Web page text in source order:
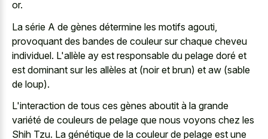
or.
La série A de gènes détermine les motifs agouti,
provoquant des bandes de couleur sur chaque cheveu
individuel. L'allèle ay est responsable du pelage doré et
est dominant sur les allèles at (noir et brun) et aw (sable
de loup).
L'interaction de tous ces gènes aboutit à la grande
variété de couleurs de pelage que nous voyons chez les
Shih Tzu. La génétique de la couleur de pelage est une